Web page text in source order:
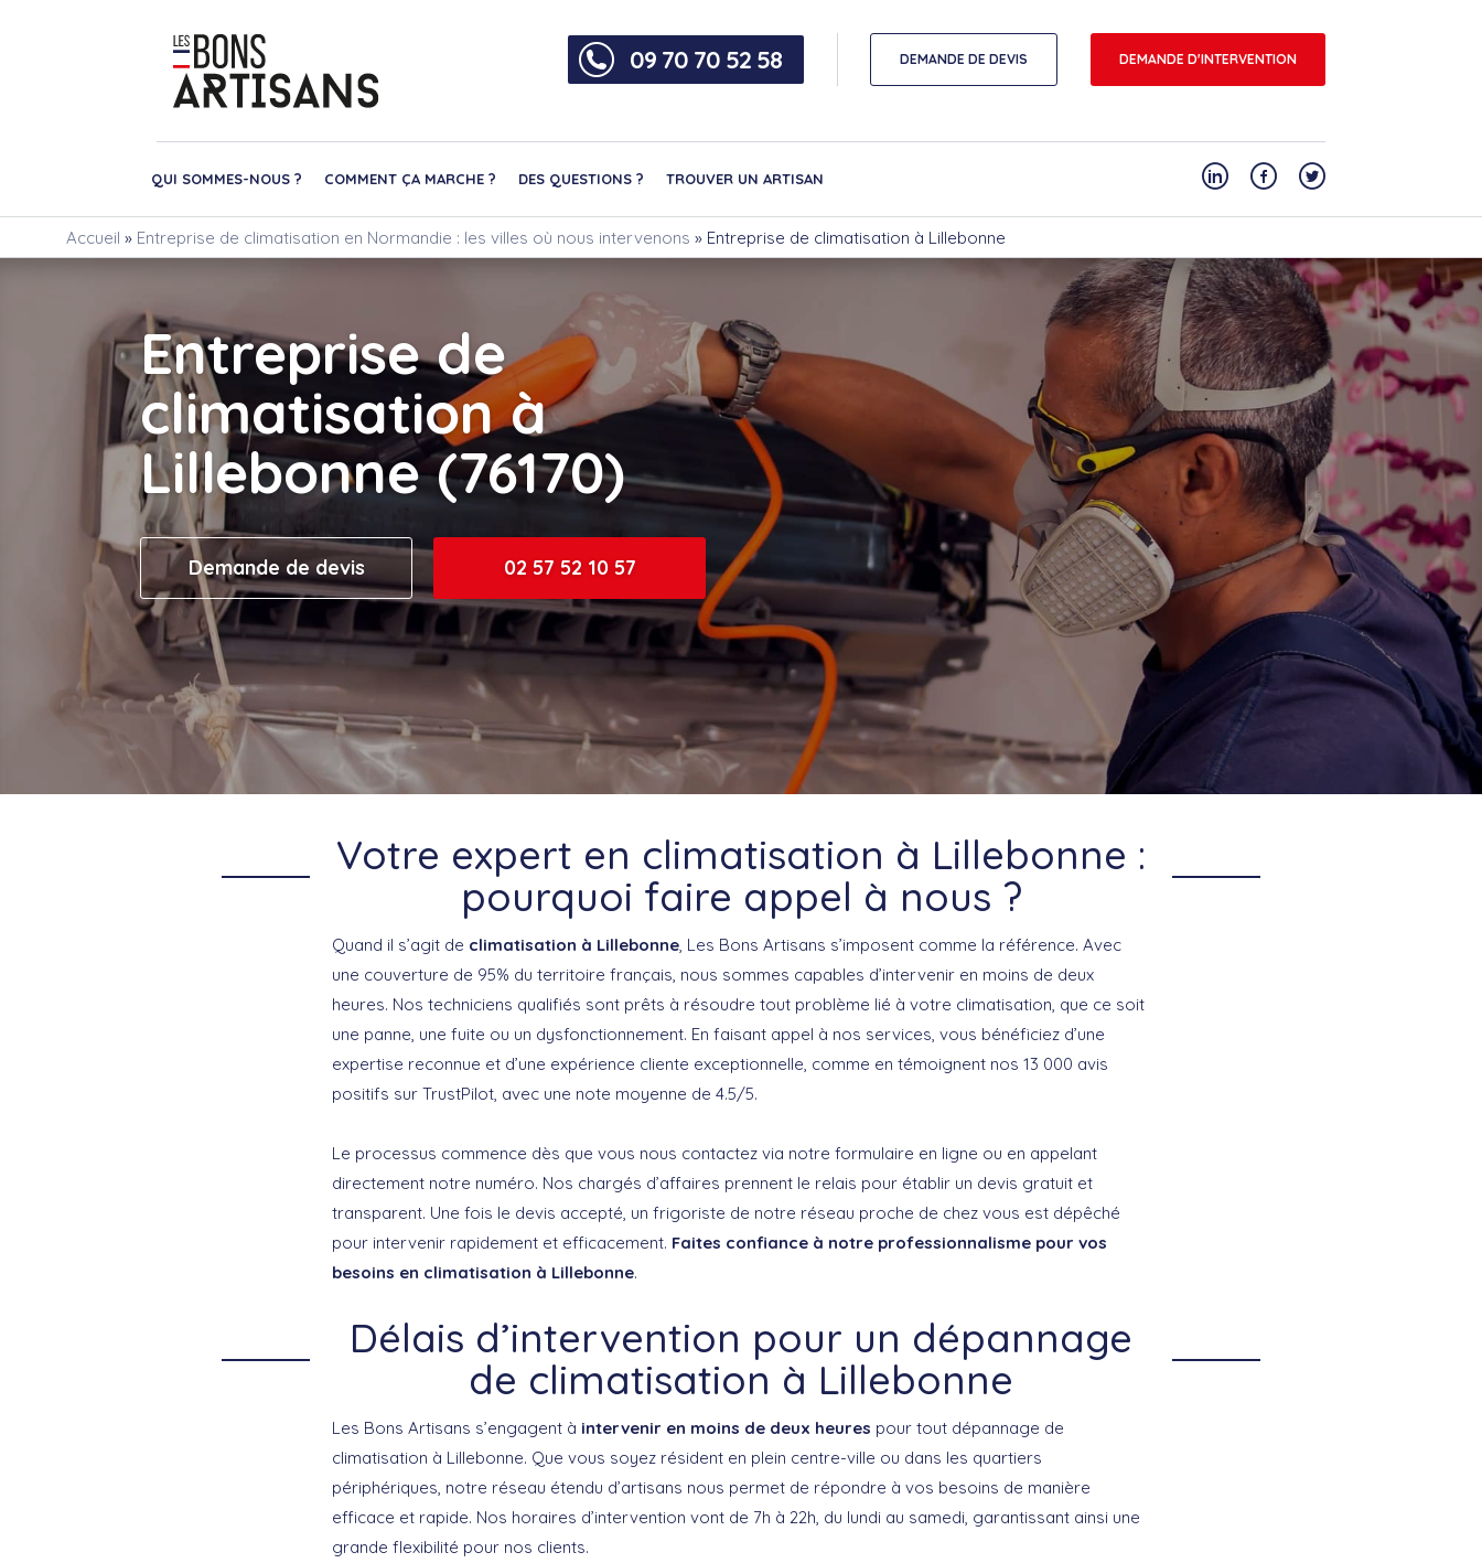
09 70 70 52 58 DEMANDE DE DEVIS DEMANDE D'INTERVENTION
QUI SOMMES-NOUS ? COMMENT ÇA MARCHE ? DES QUESTIONS ? TROUVER UN ARTISAN
Accueil » Entreprise de climatisation en Normandie : les villes où nous intervenons » Entreprise de climatisation à Lillebonne
Entreprise de
climatisation à
Lillebonne (76170)
Demande de devis 02 57 52 10 57
Votre expert en climatisation à Lillebonne :
pourquoi faire appel à nous ?
Quand il s’agit de climatisation à Lillebonne, Les Bons Artisans s’imposent comme la référence. Avec
une couverture de 95% du territoire français, nous sommes capables d’intervenir en moins de deux
heures. Nos techniciens qualifiés sont prêts à résoudre tout problème lié à votre climatisation, que ce soit
une panne, une fuite ou un dysfonctionnement. En faisant appel à nos services, vous bénéficiez d’une
expertise reconnue et d’une expérience cliente exceptionnelle, comme en témoignent nos 13 000 avis
positifs sur TrustPilot, avec une note moyenne de 4.5/5.
Le processus commence dès que vous nous contactez via notre formulaire en ligne ou en appelant
directement notre numéro. Nos chargés d’affaires prennent le relais pour établir un devis gratuit et
transparent. Une fois le devis accepté, un frigoriste de notre réseau proche de chez vous est dépêché
pour intervenir rapidement et efficacement. Faites confiance à notre professionnalisme pour vos
besoins en climatisation à Lillebonne.
Délais d’intervention pour un dépannage
de climatisation à Lillebonne
Les Bons Artisans s’engagent à intervenir en moins de deux heures pour tout dépannage de
climatisation à Lillebonne. Que vous soyez résident en plein centre-ville ou dans les quartiers
périphériques, notre réseau étendu d’artisans nous permet de répondre à vos besoins de manière
efficace et rapide. Nos horaires d’intervention vont de 7h à 22h, du lundi au samedi, garantissant ainsi une
grande flexibilité pour nos clients.